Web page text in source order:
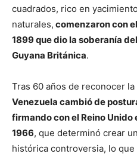
cuadrados, rico en
naturales, comenzaron con
1899 que dio la soberanía
Guyana Británica.
Tras 60 años de reconocer
Venezuela cambió de
firmando con el Reino
1966, que determinó crear
histórica controversia, lo